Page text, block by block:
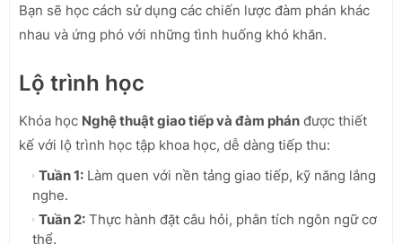
Bạn sẽ học cách sử dụng các chiến lược đàm phán khác
nhau và ứng phó với những tình huống khó khăn.
Lộ trình học
Khóa học Nghệ thuật giao tiếp và đàm phán được thiết
kế với lộ trình học tập khoa học, dễ dàng tiếp thu:
Tuần 1: Làm quen với nền tảng giao tiếp, kỹ năng lắng
nghe.
Tuần 2: Thực hành đặt câu hỏi, phân tích ngôn ngữ cơ
thể.